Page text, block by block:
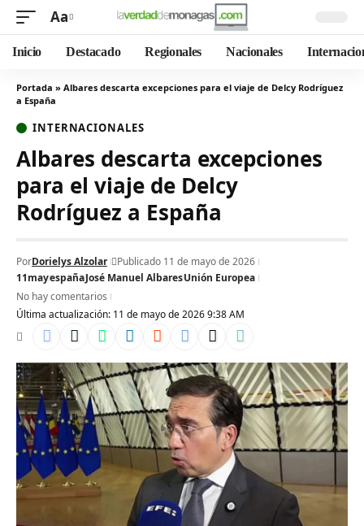
Aa
Inicio Destacado Regionales Nacionales
Portada » Albares descarta excepciones para el viaje de Delcy Rodríguez
a España
INTERNACIONALES
Albares descarta excepciones
para el viaje de Delcy
Rodríguez a España
Última actualización: 11 de mayo de 2026 9:38 AM
PorDorielys Alzolar
Publicado 11 de mayo de 2026
11mayespañaJosé Manuel AlbaresUnión Europea
No hay comentarios